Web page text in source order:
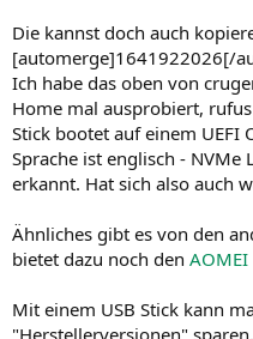
Die kannst doch auch
[automerge]1641922026[/
Ich habe das oben von
Home mal ausprobiert,
Stick bootet auf einem UEFI
Sprache ist englisch -
erkannt. Hat sich also auch
Ähnliches gibt es von den
bietet dazu noch den AOMEI
Mit einem USB Stick kann
"Herstellerversionen" sparen.